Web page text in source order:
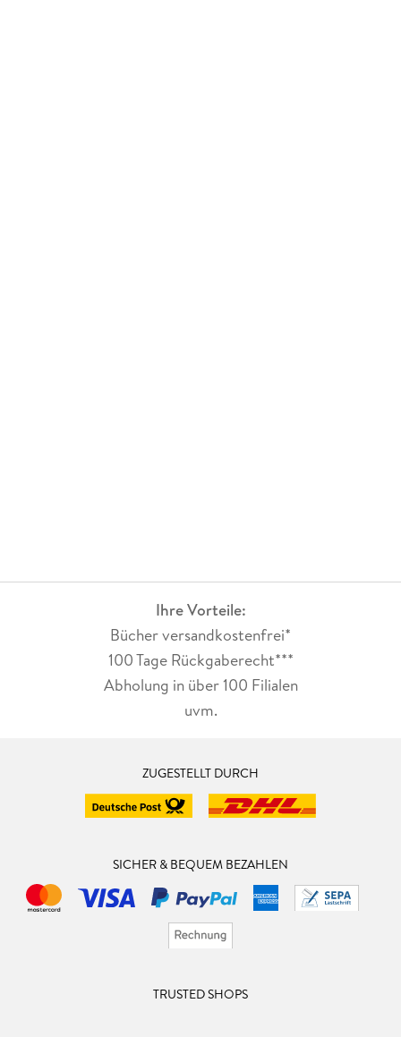
Ihre Vorteile:
Bücher versandkostenfrei*
100 Tage Rückgaberecht***
Abholung in über 100 Filialen
uvm.
ZUGESTELLT DURCH
SICHER & BEQUEM BEZAHLEN
TRUSTED SHOPS